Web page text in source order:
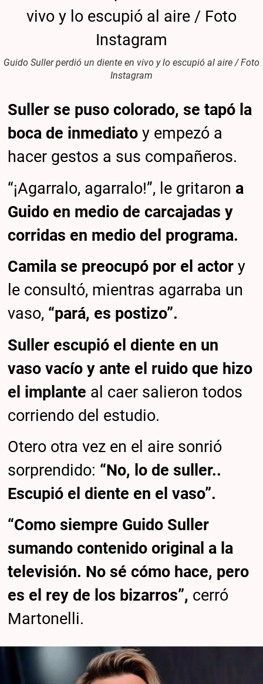
Guido Suller perdió un diente en vivo y lo escupió al aire / Foto
Instagram
Suller se puso colorado, se tapó la
boca de inmediato y empezó a
hacer gestos a sus compañeros.
“¡Agarralo, agarralo!”, le gritaron a
Guido en medio de carcajadas y
corridas en medio del programa.
Camila se preocupó por el actor y
le consultó, mientras agarraba un
vaso, “pará, es postizo”.
Suller escupió el diente en un
vaso vacío y ante el ruido que hizo
el implante al caer salieron todos
corriendo del estudio.
Otero otra vez en el aire sonrió
sorprendido: “No, lo de suller..
Escupió el diente en el vaso”.
“Como siempre Guido Suller
sumando contenido original a la
televisión. No sé cómo hace, pero
es el rey de los bizarros”, cerró
Martonelli.